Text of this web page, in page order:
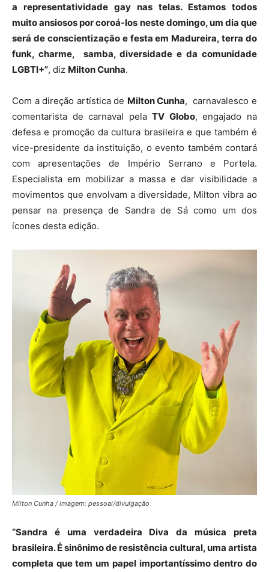
a representatividade gay nas telas. Estamos todos
muito ansiosos por coroá-los neste domingo, um dia que
será de conscientização e festa em Madureira, terra do
funk, charme, samba, diversidade e da comunidade
LGBTI+”, diz Milton Cunha.
Com a direção artística de Milton Cunha, carnavalesco e
comentarista de carnaval pelaTV Globo, engajado na
defesa e promoção da cultura brasileira e que também é
vice-presidente da instituição, o evento também contará
com apresentações de Império Serrano e Portela.
Especialista em mobilizar a massa e dar visibilidade a
movimentos que envolvam a diversidade, Milton vibra ao
pensar na presença de Sandra de Sá como um dos
ícones desta edição.
Milton Cunha / imagem: pessoal/divulgação
“Sandra é uma verdadeira Diva da música preta
brasileira. É sinônimo de resistência cultural, uma artista
completa que tem um papel importantíssimo dentro do